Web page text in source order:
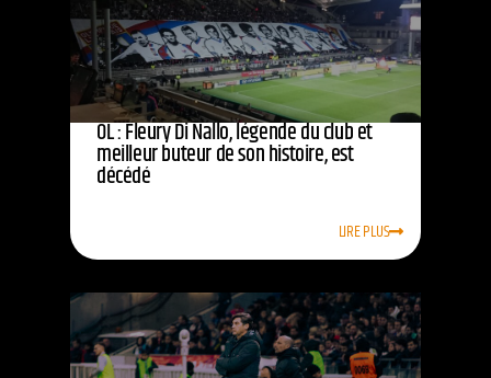
OL : Fleury Di Nallo, légende du club et
meilleur buteur de son histoire, est
décédé
LIRE PLUS